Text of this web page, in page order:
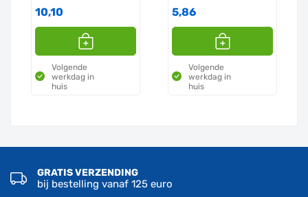
10,10
Volgende
werkdag in
huis
5,86
Volgende
werkdag in
huis
GRATIS VERZENDING
bij bestelling vanaf 125 euro